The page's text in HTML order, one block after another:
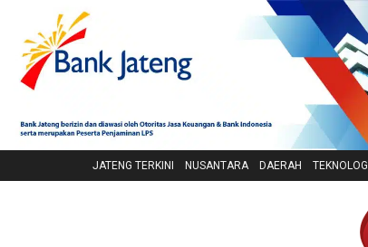
JATENG TERKINI NUSANTARA DAERAH TEKNOLOGI